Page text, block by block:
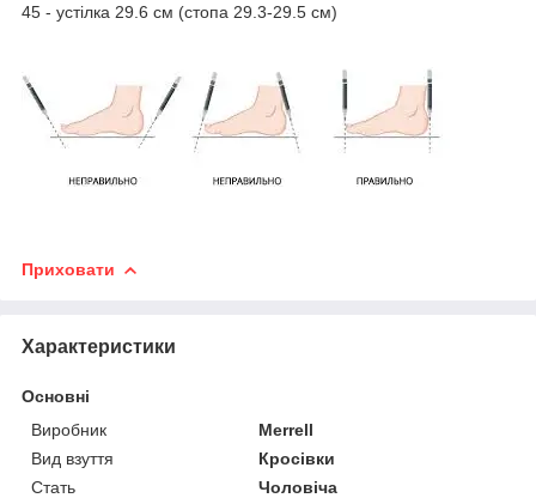
45 - устілка 29.6 см (стопа 29.3-29.5 см)
Приховати
Характеристики
Основні
Виробник
Merrell
Вид взуття
Кросівки
Стать
Чоловіча